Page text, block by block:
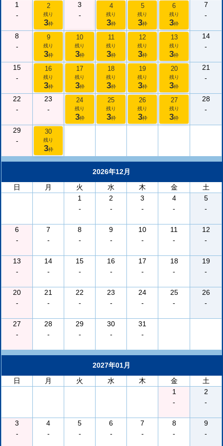
1
-
2
残り
3枠
3
-
4
残り
3枠
5
残り
3枠
6
残り
3枠
7
-
8
-
9
残り
3枠
10
残り
3枠
11
残り
3枠
12
残り
3枠
13
残り
3枠
14
-
15
-
16
残り
3枠
17
残り
3枠
18
残り
3枠
19
残り
3枠
20
残り
3枠
21
-
22
-
23
-
24
残り
3枠
25
残り
3枠
26
残り
3枠
27
残り
3枠
28
-
29
-
30
残り
3枠
2026年12月
日
月 火 水 木 金
土
1
-
2
-
3
-
4
-
5
-
6
-
7
-
8
-
9
-
10
-
11
-
12
-
13
-
14
-
15
-
16
-
17
-
18
-
19
-
20
-
21
-
22
-
23
-
24
-
25
-
26
-
27
-
28
-
29
-
30
-
31
-
2027年01月
日
月 火 水 木 金
土
1
-
2
-
3
-
4
-
5
-
6
-
7
-
8
-
9
-